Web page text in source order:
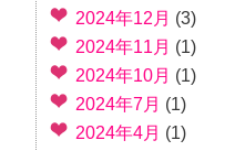
2024年12月 (3)
2024年11月 (1)
2024年10月 (1)
2024年7月 (1)
2024年4月 (1)